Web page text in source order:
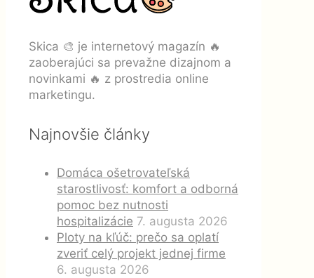
Skica 🎨 je internetový magazín 🔥
zaoberajúci sa prevažne dizajnom a
novinkami 🔥 z prostredia online
marketingu.
Najnovšie články
Domáca ošetrovateľská
starostlivosť: komfort a odborná
pomoc bez nutnosti
hospitalizácie 7. augusta 2026
Ploty na kľúč: prečo sa oplatí
zveriť celý projekt jednej firme
6. augusta 2026